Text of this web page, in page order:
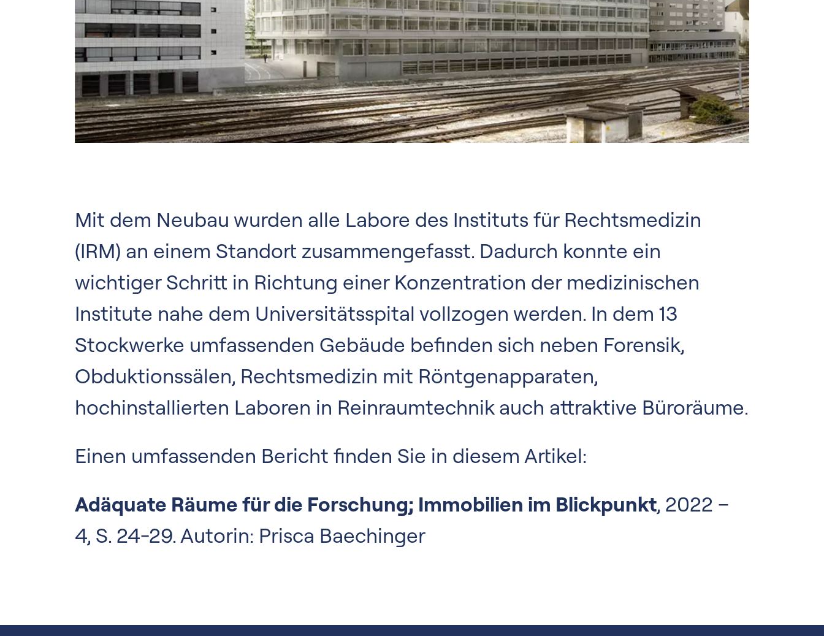
Mit dem Neubau wurden alle Labore des Instituts für Rechtsmedizin
(IRM) an einem Standort zusammengefasst. Dadurch konnte ein
wichtiger Schritt in Richtung einer Konzentration der medizinischen
Institute nahe dem Universitätsspital vollzogen werden. In dem 13
Stockwerke umfassenden Gebäude befinden sich neben Forensik,
Obduktionssälen, Rechtsmedizin mit Röntgenapparaten,
hochinstallierten Laboren in Reinraumtechnik auch attraktive Büroräume.
Einen umfassenden Bericht finden Sie in diesem Artikel:
Adäquate Räume für die Forschung; Immobilien im Blickpunkt, 2022 –
4, S. 24-29. Autorin: Prisca Baechinger